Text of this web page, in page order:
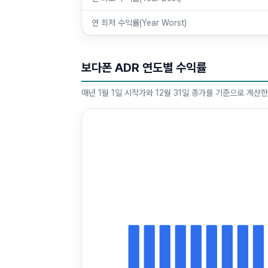
연 최저 수익률(Year Worst)
보다폰 ADR 연도별 수익률
매년 1월 1일 시작가와 12월 31일 종가를 기준으로 계산